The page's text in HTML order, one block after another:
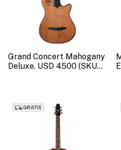
Grand Concert Mahogany
Deluxe. USD 4500 (SKU
GRATIS